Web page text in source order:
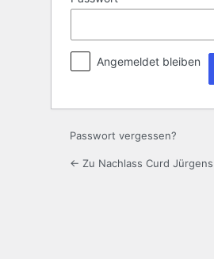
Angemeldet bleiben
Passwort vergessen?
← Zu Nachlass Curd Jürgens